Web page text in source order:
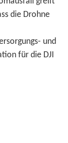
die Drohne